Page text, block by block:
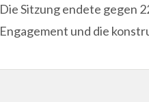
Die Sitzung endete gegen
Engagement und die